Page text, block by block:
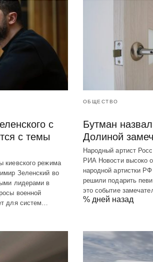
с
с темы
киевского режима
Зеленский во
лидерами в
военной
для систем…
ОБЩЕСТВО
Бутман
Долиной
Народный артист
РИА Новости высоко
народной артистки
решили подарить
это событие
% дней назад